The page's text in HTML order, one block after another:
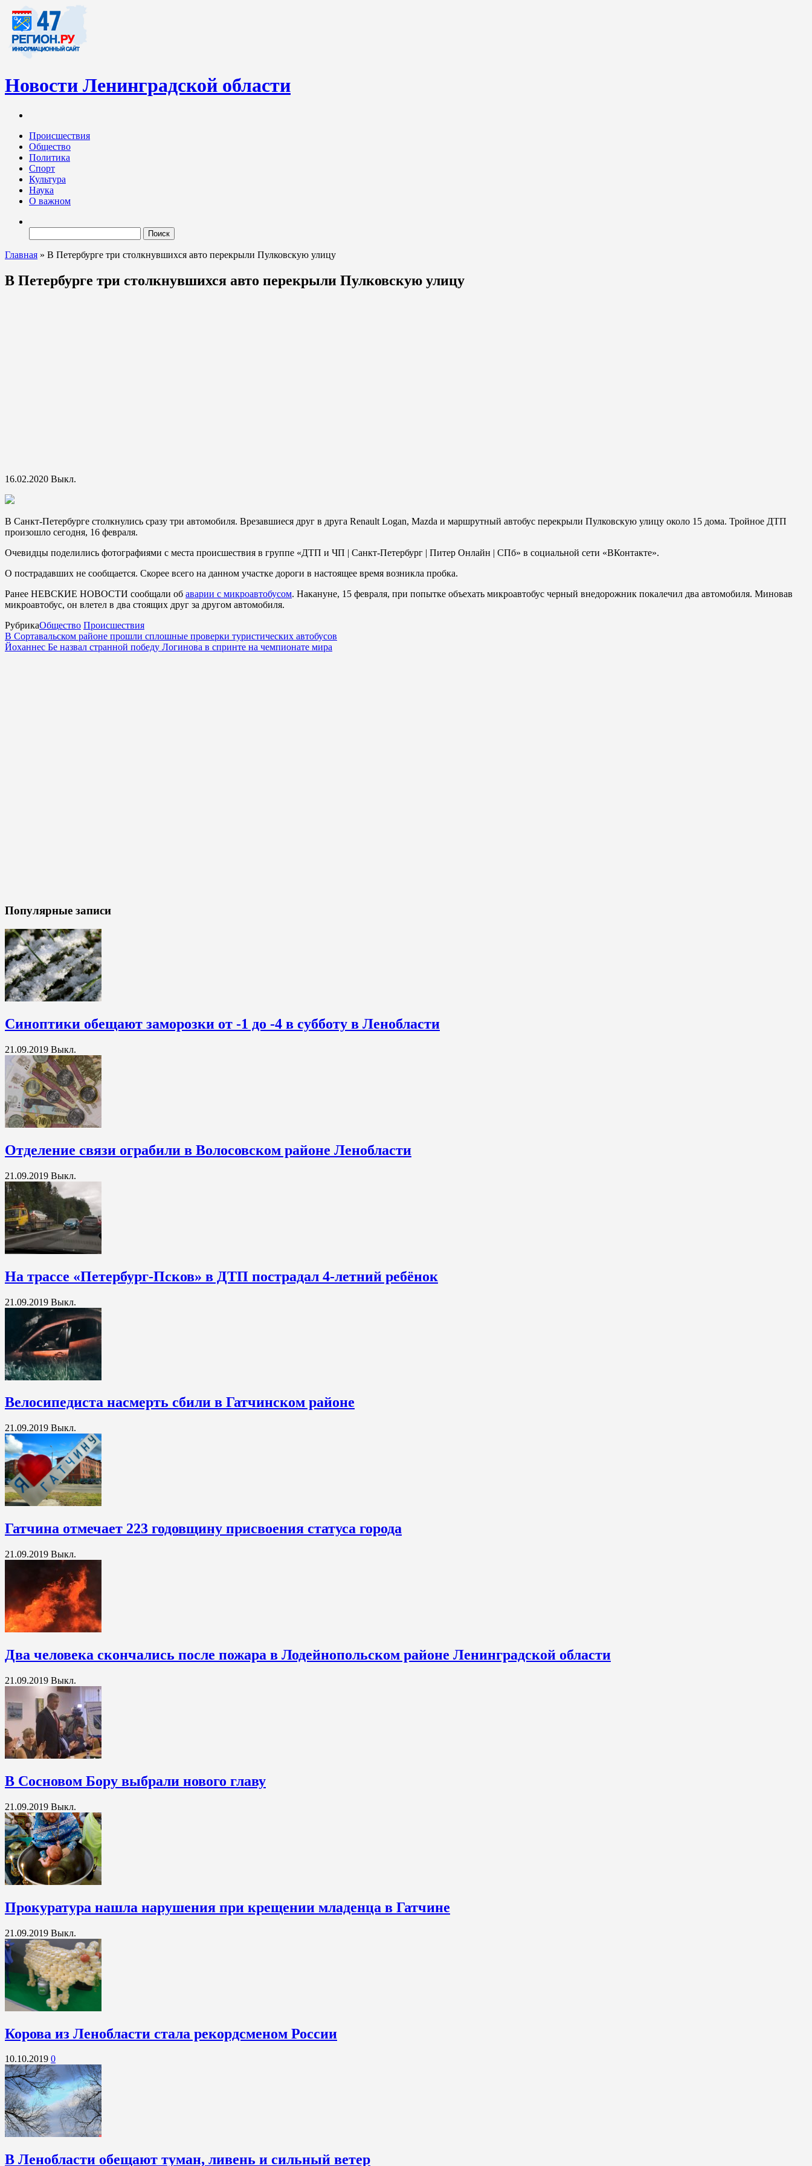
Новости Ленинградской области
Ленинградских новостей обновляется регулярно. Мы рассказываем о происходящем «в верхах» и о судьбах простых людях, о том, что касается каждого жителя Ленинградской области.
Происшествия
Общество
Политика
Спорт
Культура
Наука
О важном
Главная » В Петербурге три столкнувшихся авто перекрыли Пулковскую улицу
В Петербурге три столкнувшихся авто перекрыли Пулковскую улицу
16.02.2020 Выкл.
В Санкт-Петербурге столкнулись сразу три автомобиля. Врезавшиеся друг в друга Renault Logan, Mazda и маршрутный автобус перекрыли Пулковскую улицу около 15 дома. Тройное ДТП
произошло сегодня, 16 февраля.
Очевидцы поделились фотографиями с места происшествия в группе «ДТП и ЧП | Санкт-Петербург | Питер Онлайн | СПб» в социальной сети «ВКонтакте».
О пострадавших не сообщается. Скорее всего на данном участке дороги в настоящее время возникла пробка.
Ранее НЕВСКИЕ НОВОСТИ сообщали об аварии с микроавтобусом. Накануне, 15 февраля, при попытке объехать микроавтобус черный внедорожник покалечил два автомобиля. Миновав
микроавтобус, он влетел в два стоящих друг за другом автомобиля.
РубрикаОбщество Происшествия
В Сортавальском районе прошли сплошные проверки туристических автобусов
Йоханнес Бе назвал странной победу Логинова в спринте на чемпионате мира
Популярные записи
Синоптики обещают заморозки от -1 до -4 в субботу в Ленобласти
21.09.2019 Выкл.
Отделение связи ограбили в Волосовском районе Ленобласти
21.09.2019 Выкл.
На трассе «Петербург-Псков» в ДТП пострадал 4-летний ребёнок
21.09.2019 Выкл.
Велосипедиста насмерть сбили в Гатчинском районе
21.09.2019 Выкл.
Гатчина отмечает 223 годовщину присвоения статуса города
21.09.2019 Выкл.
Два человека скончались после пожара в Лодейнопольском районе Ленинградской области
21.09.2019 Выкл.
В Сосновом Бору выбрали нового главу
21.09.2019 Выкл.
Прокуратура нашла нарушения при крещении младенца в Гатчине
21.09.2019 Выкл.
Корова из Ленобласти стала рекордсменом России
10.10.2019 0
В Ленобласти обещают туман, ливень и сильный ветер